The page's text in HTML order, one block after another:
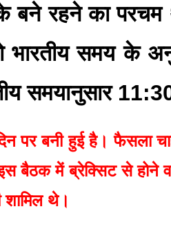
के बने रहने का
भारतीय समय के
समयानुसार
बनी हुई है। फैसला
में ब्रेक्सिट से होने
शामिल थे।